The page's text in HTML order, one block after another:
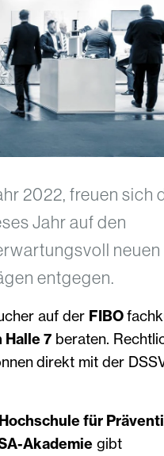
2022, freuen sich
Jahr auf den
neuen
entgegen.
auf der FIBO
Halle 7beraten.
direkt mit der
für
Akademiegibt